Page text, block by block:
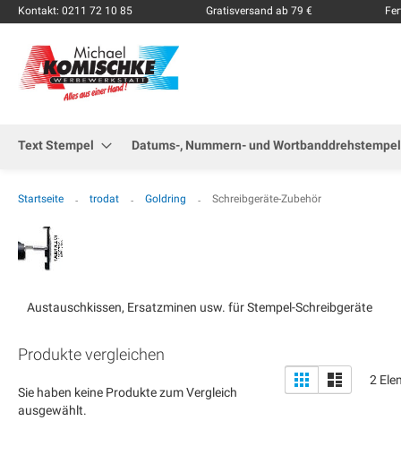
Kontakt: 0211 72 10 85 Gratisversand ab 79 €
Text Stempel Datums-, Nummern- und Wortbanddrehstempel
Startseite trodat Goldring Schreibgeräte-Zubehör
Austauschkissen, Ersatzminen usw. für Stempel-Schreibgeräte
Anzeigen
als
Liste Liste 2
Produkte vergleichen
Sie haben keine Produkte zum Vergleich
ausgewählt.